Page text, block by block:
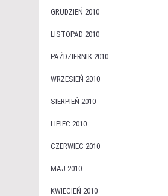
GRUDZIEŃ 2010
LISTOPAD 2010
PAŹDZIERNIK 2010
WRZESIEŃ 2010
SIERPIEŃ 2010
LIPIEC 2010
CZERWIEC 2010
MAJ 2010
KWIECIEŃ 2010